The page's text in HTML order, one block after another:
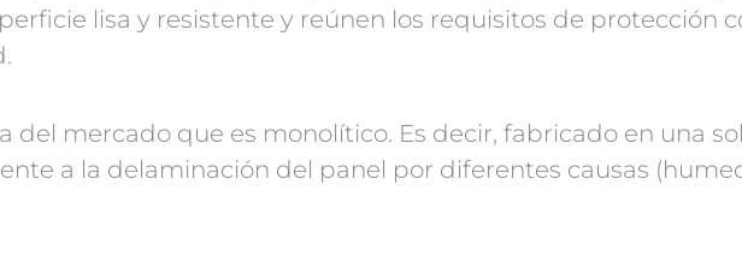
lisa y resistente y reúnen los requisitos de protección
del mercado que es monolítico. Es decir, fabricado en una
a la delaminación del panel por diferentes causas